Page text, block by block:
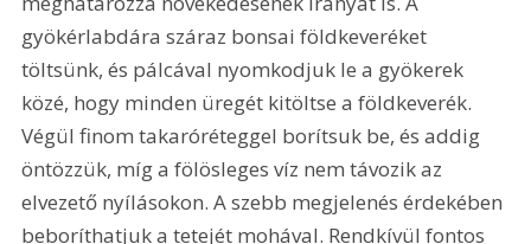
gyökérlabdára száraz bonsai földkeveréket
töltsünk, és pálcával nyomkodjuk le a gyökerek
közé, hogy minden üregét kitöltse a földkeverék.
Végül finom takaróréteggel borítsuk be, és addig
öntözzük, míg a fölösleges víz nem távozik az
elvezető nyílásokon. A szebb megjelenés érdekében
beboríthatjuk a tetejét mohával. Rendkívül fontos